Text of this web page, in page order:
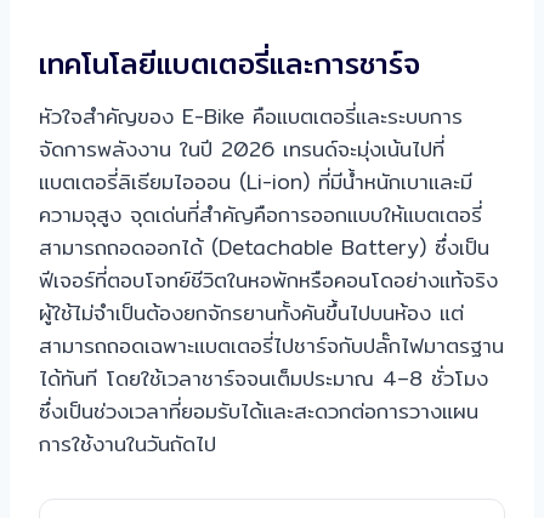
เทคโนโลยีแบตเตอรี่และการชาร์จ
หัวใจสำคัญของ E-Bike คือแบตเตอรี่และระบบการ
จัดการพลังงาน ในปี 2026 เทรนด์จะมุ่งเน้นไปที่
แบตเตอรี่ลิเธียมไอออน (Li-ion) ที่มีน้ำหนักเบาและมี
ความจุสูง จุดเด่นที่สำคัญคือการออกแบบให้แบตเตอรี่
สามารถถอดออกได้ (Detachable Battery) ซึ่งเป็น
ฟีเจอร์ที่ตอบโจทย์ชีวิตในหอพักหรือคอนโดอย่างแท้จริง
ผู้ใช้ไม่จำเป็นต้องยกจักรยานทั้งคันขึ้นไปบนห้อง แต่
สามารถถอดเฉพาะแบตเตอรี่ไปชาร์จกับปลั๊กไฟมาตรฐาน
ได้ทันที โดยใช้เวลาชาร์จจนเต็มประมาณ 4–8 ชั่วโมง
ซึ่งเป็นช่วงเวลาที่ยอมรับได้และสะดวกต่อการวางแผน
การใช้งานในวันถัดไป